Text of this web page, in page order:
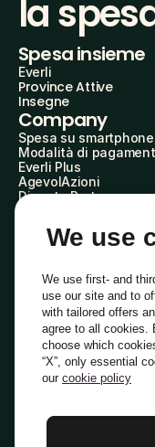
la
Spesa insieme
Everli
Province Attive
Insegne
Company
Spesa su smartphone
Modalità di
Everli Plus
AgevolAzioni
Diventa Partner
Everli Shoppers
About Us
Everli News
Domande frequenti
Lavora con noi
Diventa Shopper
Investitori
Privacy
Indirizzo PEC:
We use
We use first- and
use our site and to
with tailored offers
agree to all cookies.
choose which
“X”, only essential
our cookie policy